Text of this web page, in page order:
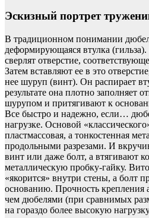
Эскизный портрет
В традиционном понимании
деформирующаяся втулка
сверлят отверстие,
Затем вставляют ее в это
нее шуруп (винт). Он распирает
результате она плотно заполняет
шурупом и притягивают к
Все быстро и надежно, если…
нагрузке. Основой
пластмассовая, а тонкостенная
продольными разрезами. И
винт или даже болт, а втягивают
металлическую пробку-гайку.
«якорится» внутри стены, а болт
основанию. Прочность крепления
чем дюбелями (при сравнимых
на гораздо более высокую